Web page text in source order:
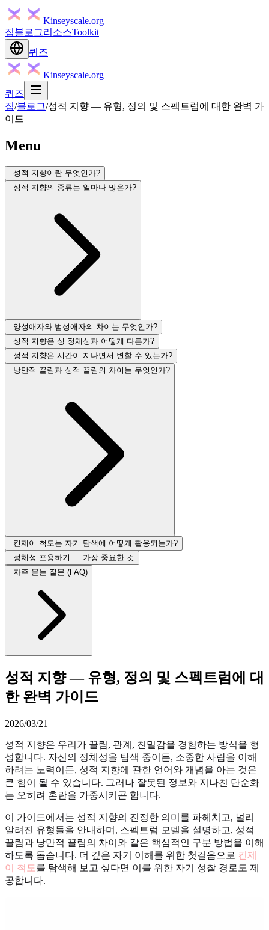
Kinseyscale.org
집블로그리소스Toolkit
퀴즈
Kinseyscale.org
퀴즈
집/블로그/성적 지향 — 유형, 정의 및 스펙트럼에 대한 완벽 가
이드
Menu
성적 지향이란 무엇인가?
성적 지향의 종류는 얼마나 많은가?
양성애자와 범성애자의 차이는 무엇인가?
성적 지향은 성 정체성과 어떻게 다른가?
성적 지향은 시간이 지나면서 변할 수 있는가?
낭만적 끌림과 성적 끌림의 차이는 무엇인가?
킨제이 척도는 자기 탐색에 어떻게 활용되는가?
정체성 포용하기 — 가장 중요한 것
자주 묻는 질문 (FAQ)
성적 지향 — 유형, 정의 및 스펙트럼에 대
한 완벽 가이드
2026/03/21
성적 지향은 우리가 끌림, 관계, 친밀감을 경험하는 방식을 형
성합니다. 자신의 정체성을 탐색 중이든, 소중한 사람을 이해
하려는 노력이든, 성적 지향에 관한 언어와 개념을 아는 것은
큰 힘이 될 수 있습니다. 그러나 잘못된 정보와 지나친 단순화
는 오히려 혼란을 가중시키곤 합니다.
이 가이드에서는 성적 지향의 진정한 의미를 파헤치고, 널리
알려진 유형들을 안내하며, 스펙트럼 모델을 설명하고, 성적
끌림과 낭만적 끌림의 차이와 같은 핵심적인 구분 방법을 이해
하도록 돕습니다. 더 깊은 자기 이해를 위한 첫걸음으로 킨제
이 척도 를 탐색해 보고 싶다면 이를 위한 자기 성찰 경로도 제
공합니다.